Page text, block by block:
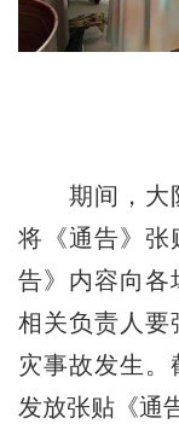
期间，大队
将《通告》张
告》内容向各
相关负责人要
灾事故发生
发放张贴《通